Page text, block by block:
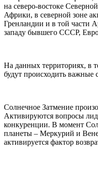
на северо-востоке
Африки, в северной зоне
Гренландии и в той части
западу бывшего СССР,
На данных территориях, в
будут происходить важные
Солнечное Затмение
Активируются вопросы
конкуренции. В момент
планеты – Меркурий и
активируется фактор